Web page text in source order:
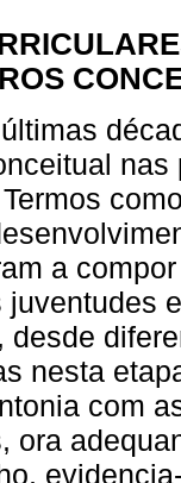
a
desde
nesta
com
ora